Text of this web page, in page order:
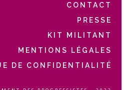
CONTACT
PRESSE
KIT MILITANT
MENTIONS LÉGALES
DE CONFIDENTIALITÉ